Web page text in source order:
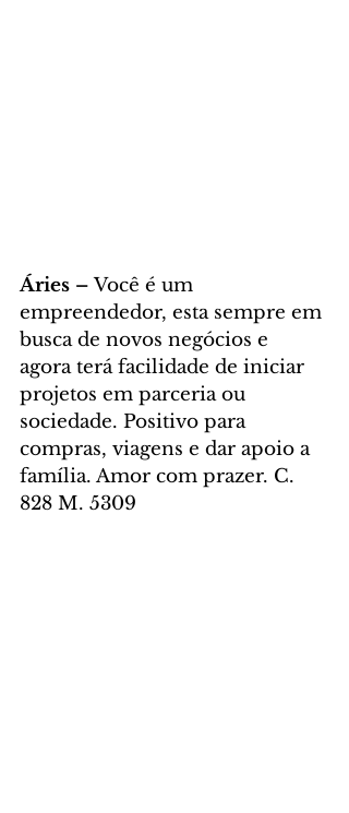
Áries – Você é um
empreendedor, esta sempre em
busca de novos negócios e
agora terá facilidade de iniciar
projetos em parceria ou
sociedade. Positivo para
compras, viagens e dar apoio a
família. Amor com prazer. C.
828 M. 5309